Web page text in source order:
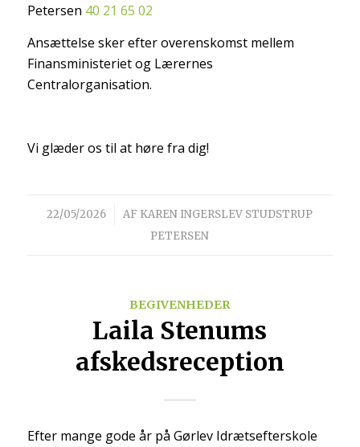
Petersen 40 21 65 02
Ansættelse sker efter overenskomst mellem
Finansministeriet og Lærernes
Centralorganisation.
Vi glæder os til at høre fra dig!
22/05/2026
/ AF KAREN INGERSLEV STUDSTRUP
PETERSEN
BEGIVENHEDER
Laila Stenums
afskedsreception
Efter mange gode år på Gørlev Idrætsefterskole